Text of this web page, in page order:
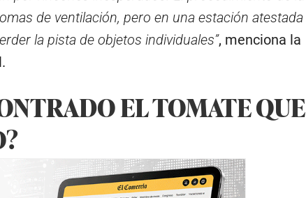
de ventilación, pero en una estación atestada
la pista de objetos individuales”, menciona la
EL TOMATE QUE